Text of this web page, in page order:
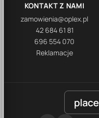
KONTAKT Z NAMI
zamowienia@oplex.pl
42 684 61 81
696 554 070
Reklamacje
place